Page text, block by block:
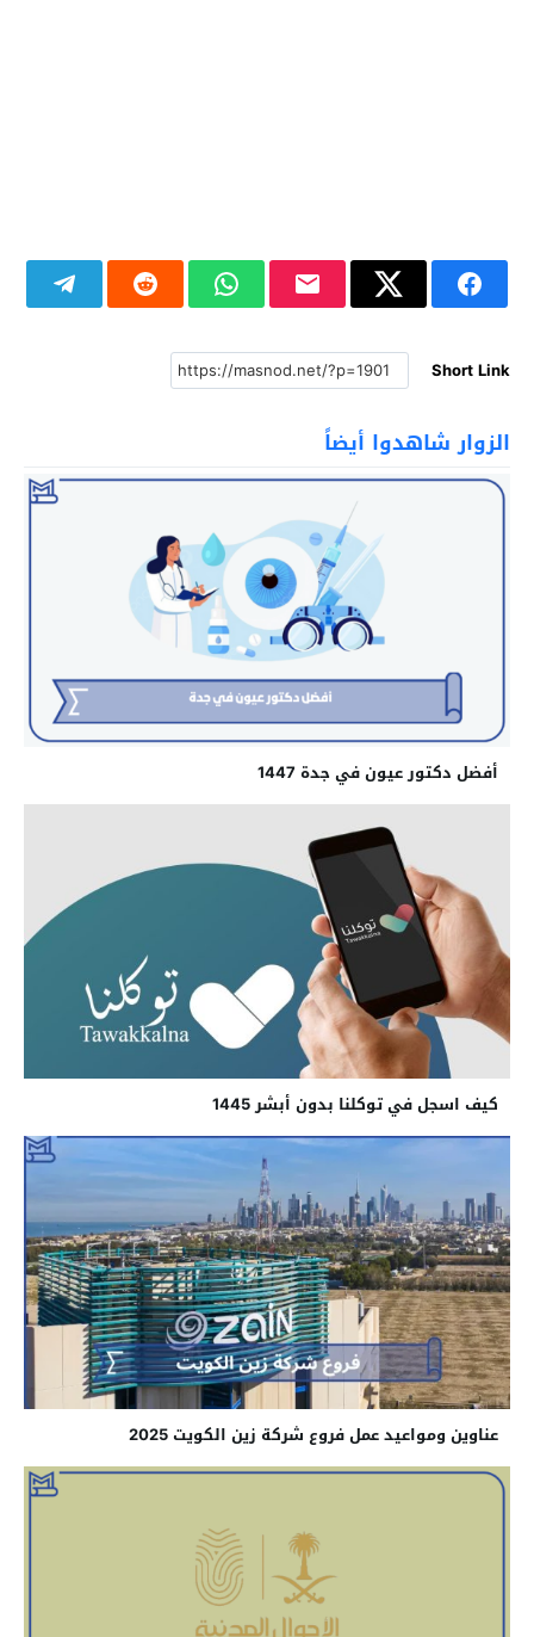
Short Link
الزوار شاهدوا أيضاً
أفضل دكتور عيون في جدة 1447
كيف اسجل في توكلنا بدون أبشر 1445
عناوين ومواعيد عمل فروع شركة زين الكويت 2025